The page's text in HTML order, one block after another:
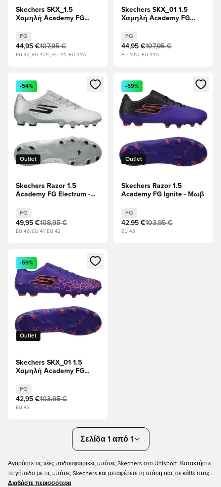
Skechers SKX_1.5
Χαμηλή Academy FG
- ερυθρό/Λευκό
ΠΕΡΙΟΡΙΣΜΈΝΗ
ΈΚΔΟΣΗ
FG
44,95 €107,95 €
EU 42, EU 42½, EU 44, EU 44½
Skechers SKX_01 1.5
Χαμηλή Academy FG
FG
44,95 €107,95 €
EU 40½, EU 44½
Ανοίγει ένα Modal για να συνδεθείτε ή να εγγραφείτε ως
Outlet
-54%
Skechers Razor 1.5
Academy FG Electrum -
FG
49,95 €108,95 €
EU 40, EU 41, EU 42
Ανοίγει ένα Modal για να
Outlet
-59%
Skechers Razor 1.5
Academy FG Ignite - Μωβ
FG
42,95 €103,95 €
EU 43
Ανοίγει ένα Modal για να συνδεθείτε ή να εγγραφείτε ως
Outlet
-59%
Skechers SKX_01 1.5
Χαμηλή Academy FG
FG
42,95 €103,95 €
EU 43
Σελίδα 1 από 1
Αγοράστε τις νέες ποδοσφαιρικές μπότες Skechers στο Unisport. Κατακτήστε
το γήπεδο με τις μπότες Skechers και μεταφέρετε τη στάση σας σε κάθε πτυχή
της ζωής σας. Καθώς το σύγχρονο ποδόσφαιρο συνεχίζει να εξελίσσεται, το
Διαβάστε περισσότερα